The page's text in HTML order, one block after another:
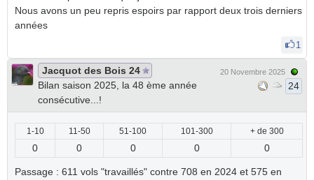
Nous avons un peu repris espoirs par rapport deux trois derniers
années
1
Jacquot des Bois 24
Bilan saison 2025, la 48 ème année
consécutive...!
20 Novembre 2025
24
1-10 11-50 51-100 101-300 + de 300
0 0 0 0 0
Passage : 611 vols "travaillés" contre 708 en 2024 et 575 en